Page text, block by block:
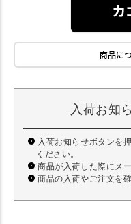
カ
商品に
入荷お知
入荷お知らせボタンを
ください。
商品が入荷した際にメ
商品の入荷やご注文を